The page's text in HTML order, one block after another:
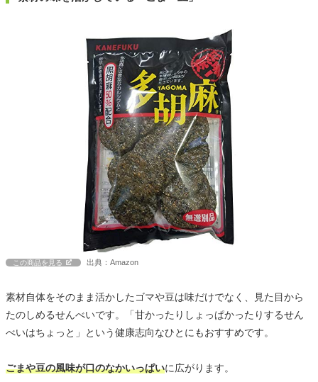
この商品を見る 出典：Amazon
素材自体をそのまま活かしたゴマや豆は味だけでなく、見た目から
たのしめるせんべいです。「甘かったりしょっぱかったりするせん
べいはちょっと」という健康志向なひとにもおすすめです。
ごまや豆の風味が口のなかいっぱいに広がります。